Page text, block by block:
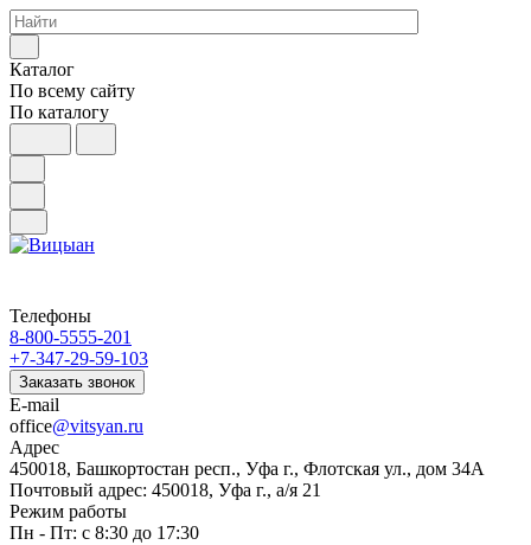
Каталог
По всему сайту
По каталогу
Телефоны
8-800-5555-201
+7-347-29-59-103
Заказать звонок
E-mail
office@vitsyan.ru
Адрес
450018, Башкортостан респ., Уфа г., Флотская ул., дом 34А
Почтовый адрес: 450018, Уфа г., а/я 21
Режим работы
Пн - Пт: с 8:30 до 17:30